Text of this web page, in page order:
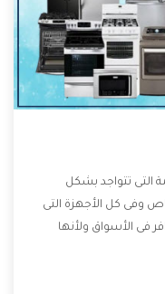
تتواجد بشكل
وفى كل الأجهزة التى
فى الأسواق ولأنها
التى تسهل